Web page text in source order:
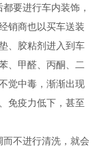
要进行车内装饰，
销商也以买车送装
、胶粘剂进入到车
、甲醛、丙酮、二
觉中毒，渐渐出现
免疫力低下，甚至
不进行清洗，就会